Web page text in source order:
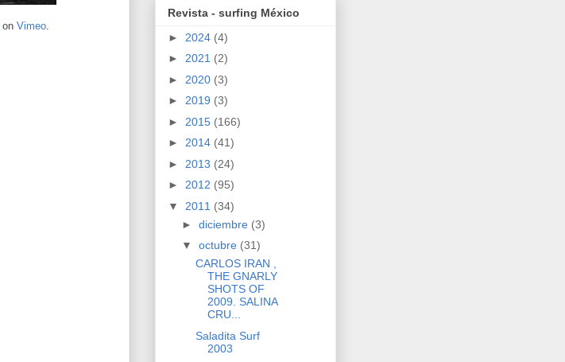
on Vimeo
Revista - surfing México
► 2024 (4)
► 2021 (2)
► 2020 (3)
► 2019 (3)
► 2015 (166)
► 2014 (41)
► 2013 (24)
► 2012 (95)
▼ 2011 (34)
► diciembre (3)
▼ octubre (31)
CARLOS IRAN ,
THE GNARLY
SHOTS OF
2009. SALINA
CRU...
Saladita Surf
2003